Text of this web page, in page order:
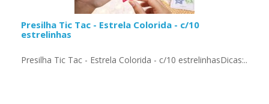
Presilha Tic Tac - Estrela Colorida - c/10
estrelinhas
Presilha Tic Tac - Estrela Colorida - c/10 estrelinhasDicas:..